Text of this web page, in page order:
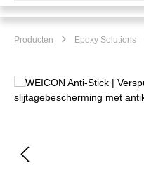
Producten Epoxy Solutions
Afbeeldingengalerij overslaan